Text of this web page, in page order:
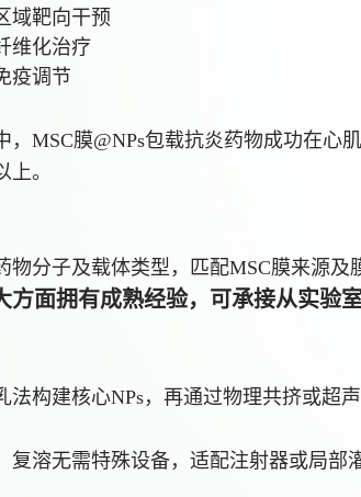
域靶向干预
维化治疗
疫调节
，MSC膜@NPs包载抗炎药物成功在
。
物分子及载体类型，匹配MSC膜来源及
方面拥有成熟经验，可承接从实验
法构建核心NPs，再通过物理共挤或超
复溶无需特殊设备，适配注射器或局部